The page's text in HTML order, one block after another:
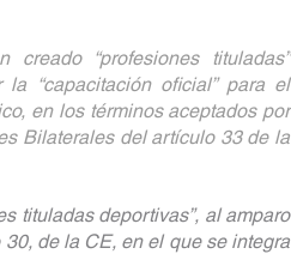
“profesiones tituladas”
“capacitación oficial” para el
en los términos aceptados por
Bilaterales del artículo 33 de la
tituladas deportivas”, al amparo
de la CE, en el que se integra